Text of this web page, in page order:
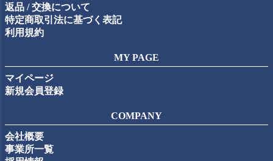
返品 / 交換について
特定商取引法に基づく表記
利用規約
MY PAGE
マイページ
新規会員登録
COMPANY
会社概要
事業所一覧